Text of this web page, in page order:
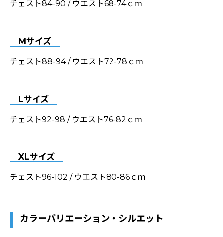
チェスト84-90 / ウエスト68-74ｃｍ
Mサイズ
チェスト88-94 / ウエスト72-78ｃｍ
Lサイズ
チェスト92-98 / ウエスト76-82ｃｍ
XLサイズ
チェスト96-102 / ウエスト80-86ｃｍ
カラーバリエーション・シルエット